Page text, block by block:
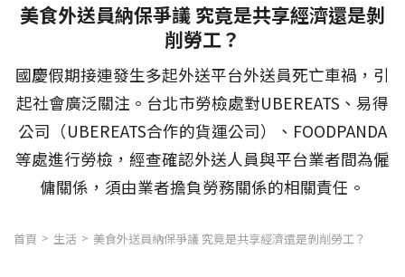
美食外送員納保爭議 究竟是共享經濟還是剝
削勞工？
國慶假期接連發生多起外送平台外送員死亡車禍，引
起社會廣泛關注。台北市勞檢處對UBEREATS、易得
公司（UBEREATS合作的貨運公司）、FOODPANDA
等處進行勞檢，經查確認外送人員與平台業者間為僱
傭關係，須由業者擔負勞務關係的相關責任。
首頁 生活 美食外送員納保爭議 究竟是共享經濟還是剝削勞工？